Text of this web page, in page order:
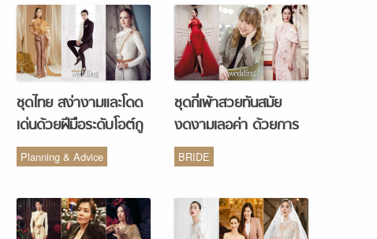
ชุดไทย สง่างามและโดด
เด่นด้วยฝีมือระดับโอต์กู
ตูร์ จากห้องเสื้อ Vanus
Couture
Planning & Advice
ชุดกี่เพ้าสวยทันสมัย
งดงามเลอค่า ด้วยการ
รังสรรค์จากห้องเสื้อ
Monique Wedding
BRIDE